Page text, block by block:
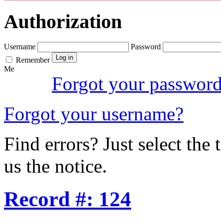
Authorization
Username
Password
Remember
Me
Forgot your
Forgot your username?
Find errors? Just select
us the notice.
Record #: 124